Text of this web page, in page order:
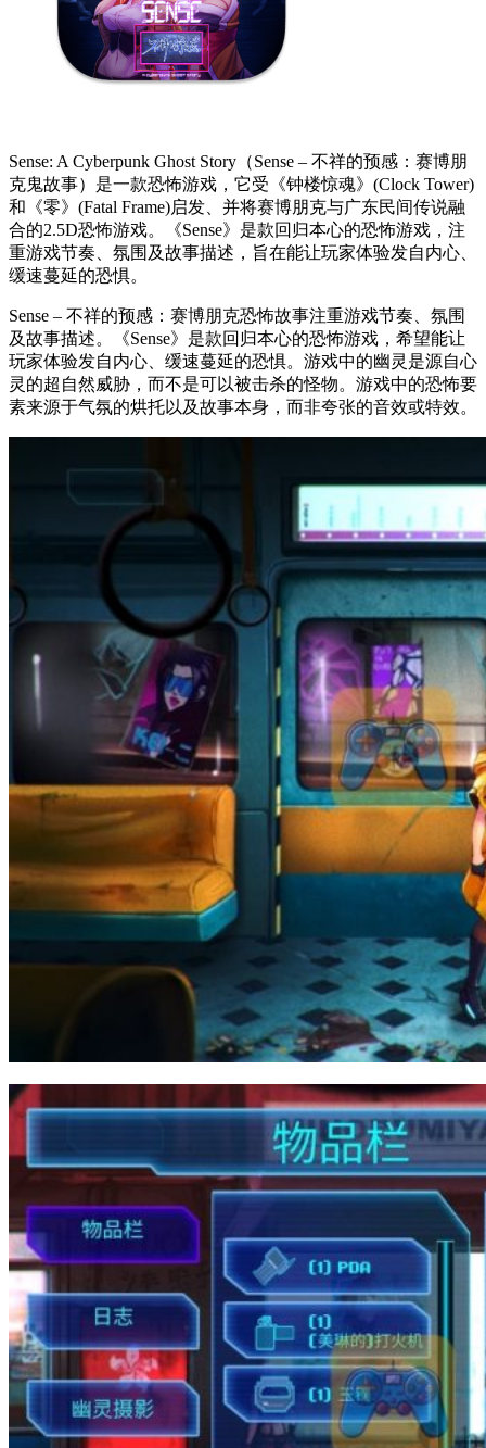
Sense: A Cyberpunk Ghost Story（Sense – 不祥的预感：赛博朋
克鬼故事）是一款恐怖游戏，它受《钟楼惊魂》(Clock Tower)
和《零》(Fatal Frame)启发、并将赛博朋克与广东民间传说融
合的2.5D恐怖游戏。《Sense》是款回归本心的恐怖游戏，注
重游戏节奏、氛围及故事描述，旨在能让玩家体验发自内心、
缓速蔓延的恐惧。
Sense – 不祥的预感：赛博朋克恐怖故事注重游戏节奏、氛围
及故事描述。《Sense》是款回归本心的恐怖游戏，希望能让
玩家体验发自内心、缓速蔓延的恐惧。游戏中的幽灵是源自心
灵的超自然威胁，而不是可以被击杀的怪物。游戏中的恐怖要
素来源于气氛的烘托以及故事本身，而非夸张的音效或特效。